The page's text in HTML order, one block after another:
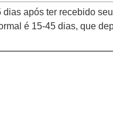
após ter recebido
é 15-45 dias, que